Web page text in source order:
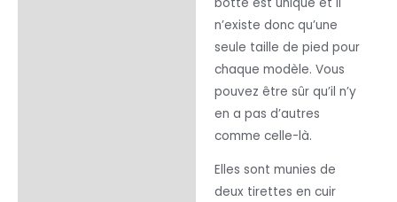
n’existe donc qu’une
seule taille de pied pour
chaque modèle. Vous
pouvez être sûr qu’il n’y
en a pas d’autres
comme celle-là.
Elles sont munies de
deux tirettes en cuir